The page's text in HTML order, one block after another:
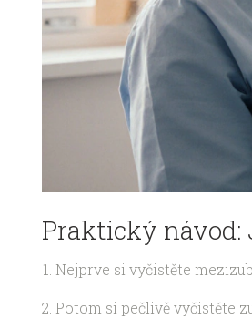
Praktický návod:
Nejprve si vyčistěte
Potom si pečlivě vyčistěte